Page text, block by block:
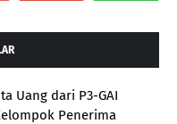
Uang dari P3-GAI
Penerima